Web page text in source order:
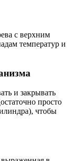
с верхним
температур и
и закрывать
просто
чтобы